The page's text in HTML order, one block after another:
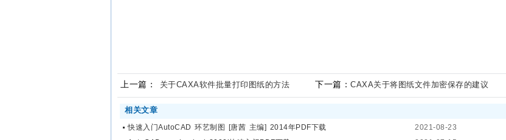
上一篇： 关于CAXA软件批量打印图纸的方法 下一篇： CAXA关于将图纸文件加密保存的建议
相关文章
2021-08-23
快速入门AutoCAD 环艺制图 [唐茜 主编] 2014年PDF下载